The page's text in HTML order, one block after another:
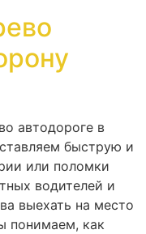
автодороге в
быструю и
или поломки
водителей и
выехать на место
понимаем, как